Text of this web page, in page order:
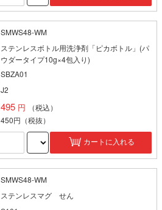
SMWS48-WM
ステンレスボトル用洗浄剤「ピカボトル」(パ
ウダータイプ10g×4包入り)
SBZA01
J2
495
（税込）
450円 （税抜）
カートに入れる
SMWS48-WM
ステンレスマグ せん